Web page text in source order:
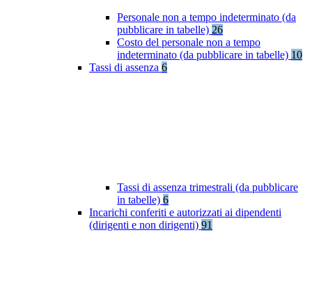
Personale non a tempo indeterminato (da
pubblicare in tabelle) 26
Costo del personale non a tempo
indeterminato (da pubblicare in tabelle) 10
Tassi di assenza 6
Tassi di assenza trimestrali (da pubblicare
in tabelle) 6
Incarichi conferiti e autorizzati ai dipendenti
(dirigenti e non dirigenti) 91